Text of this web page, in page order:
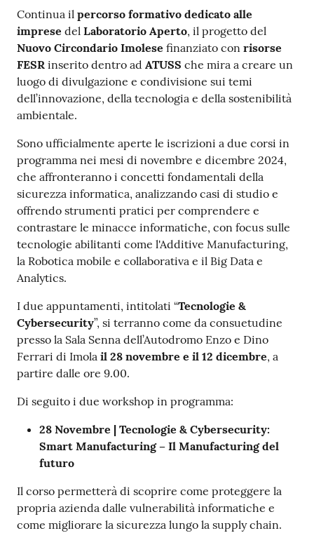
Contenuto
Continua il percorso formativo dedicato alle
imprese del Laboratorio Aperto, il progetto del
Nuovo Circondario Imolese finanziato con risorse
FESR inserito dentro ad ATUSS che mira a creare un
luogo di divulgazione e condivisione sui temi
dell’innovazione, della tecnologia e della sostenibilità
ambientale.
Sono ufficialmente aperte le iscrizioni a due corsi in
programma nei mesi di novembre e dicembre 2024,
che affronteranno i concetti fondamentali della
sicurezza informatica, analizzando casi di studio e
offrendo strumenti pratici per comprendere e
contrastare le minacce informatiche, con focus sulle
tecnologie abilitanti come l'Additive Manufacturing,
la Robotica mobile e collaborativa e il Big Data e
Analytics.
I due appuntamenti, intitolati “Tecnologie &
Cybersecurity”, si terranno come da consuetudine
presso la Sala Senna dell’Autodromo Enzo e Dino
Ferrari di Imola il 28 novembre e il 12 dicembre, a
partire dalle ore 9.00.
Di seguito i due workshop in programma:
28 Novembre | Tecnologie & Cybersecurity:
Smart Manufacturing – Il Manufacturing del
futuro
Il corso permetterà di scoprire come proteggere la
propria azienda dalle vulnerabilità informatiche e
come migliorare la sicurezza lungo la supply chain.